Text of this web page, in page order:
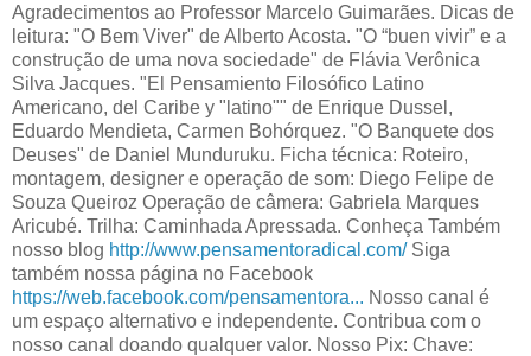
Agradecimentos ao Professor Marcelo Guimarães. Dicas de
leitura: "O Bem Viver" de Alberto Acosta. "O “buen vivir” e a
construção de uma nova sociedade" de Flávia Verônica
Silva Jacques. "El Pensamiento Filosófico Latino
Americano, del Caribe y "latino"" de Enrique Dussel,
Eduardo Mendieta, Carmen Bohórquez. "O Banquete dos
Deuses" de Daniel Munduruku. Ficha técnica: Roteiro,
montagem, designer e operação de som: Diego Felipe de
Souza Queiroz Operação de câmera: Gabriela Marques
Aricubé. Trilha: Caminhada Apressada. Conheça Também
nosso blog http://www.pensamentoradical.com/Siga
também nossa página no Facebook
https://web.facebook.com/pensamentora... Nosso canal é
um espaço alternativo e independente. Contribua com o
nosso canal doando qualquer valor. Nosso Pix: Chave: